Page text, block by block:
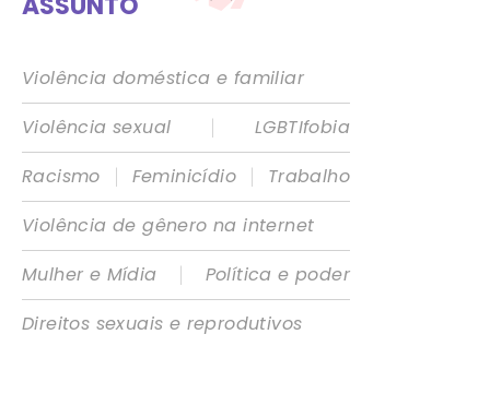
Violência doméstica e familiar
Violência sexual
|
LGBTIfobia
Racismo
| Feminicídio |
Trabalho
Violência de gênero na internet
Mulher e Mídia
|
Política e poder
Direitos sexuais e reprodutivos